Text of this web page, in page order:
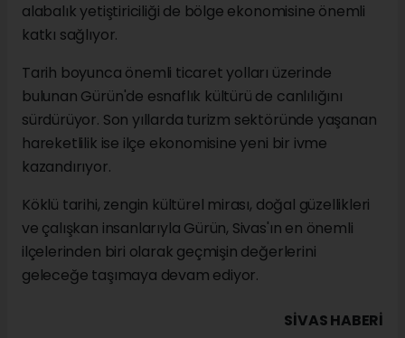
alabalık yetiştiriciliği de bölge ekonomisine önemli
katkı sağlıyor.
Tarih boyunca önemli ticaret yolları üzerinde
bulunan Gürün'de esnaflık kültürü de canlılığını
sürdürüyor. Son yıllarda turizm sektöründe yaşanan
hareketlilik ise ilçe ekonomisine yeni bir ivme
kazandırıyor.
Köklü tarihi, zengin kültürel mirası, doğal güzellikleri
ve çalışkan insanlarıyla Gürün, Sivas'ın en önemli
ilçelerinden biri olarak geçmişin değerlerini
geleceğe taşımaya devam ediyor.
SIVAS HABERİ